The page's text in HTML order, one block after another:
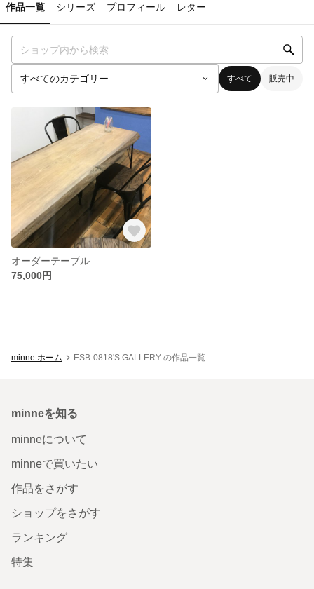
作品一覧 シリーズ プロフィール レター
すべて 販売中
オーダーテーブル
75,000円
minne ホーム ESB-0818'S GALLERY の作品一覧
minneを知る
minneについて
minneで買いたい
作品をさがす
ショップをさがす
ランキング
特集